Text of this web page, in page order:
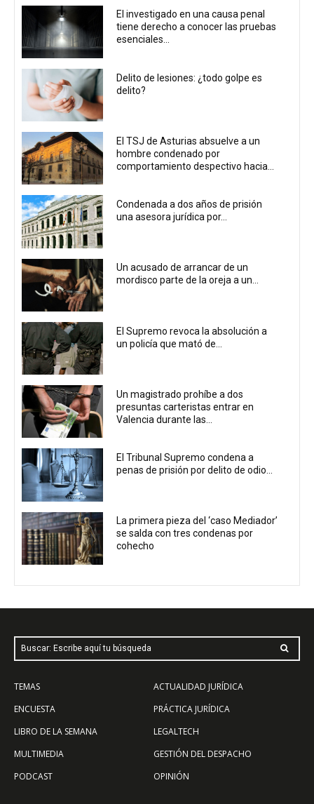
El investigado en una causa penal
tiene derecho a conocer las pruebas
esenciales...
Delito de lesiones: ¿todo golpe es
delito?
El TSJ de Asturias absuelve a un
hombre condenado por
comportamiento despectivo hacia...
Condenada a dos años de prisión
una asesora jurídica por...
Un acusado de arrancar de un
mordisco parte de la oreja a un...
El Supremo revoca la absolución a
un policía que mató de...
Un magistrado prohíbe a dos
presuntas carteristas entrar en
Valencia durante las...
El Tribunal Supremo condena a
penas de prisión por delito de odio...
La primera pieza del ‘caso Mediador’
se salda con tres condenas por
cohecho
Buscar: Escribe aquí tu búsqueda
TEMAS
ENCUESTA
LIBRO DE LA SEMANA
MULTIMEDIA
PODCAST
ACTUALIDAD JURÍDICA
PRÁCTICA JURÍDICA
LEGALTECH
GESTIÓN DEL DESPACHO
OPINIÓN